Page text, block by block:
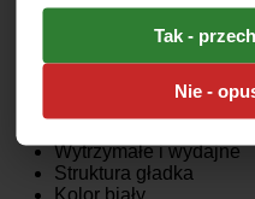
Miękkie i delikatne w
Bardzo chłonne
Wytrzymałe i wydajne
Struktura gładka
Kolor biały
Tak -
Nie -